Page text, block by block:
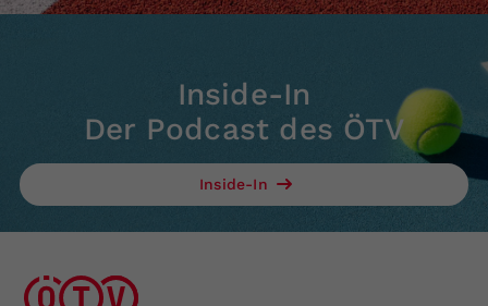
Inside-In
Der Podcast des ÖTV
Inside-In